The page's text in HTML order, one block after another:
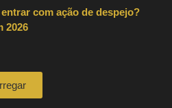
com ação de despejo?
2026